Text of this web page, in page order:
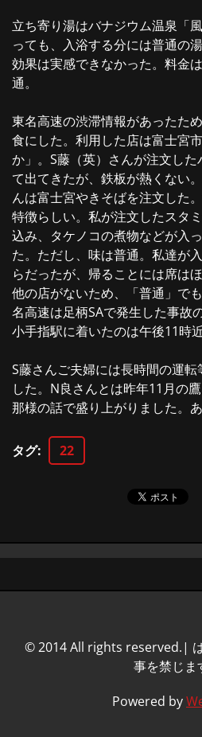
立ち寄り湯はバナジウム温泉「
っても、入浴する分には普通の
効果は実感できなかった。料金
通。
東名高速の渋滞情報があったた
食にした。利用した店は富士宮
か」。S藤（英）さんが注文し
て出てきたが、鉄板が熱くない
んは富士宮やきそばを注文した
特徴らしい。私が注文したスタ
込み、タケノコの煮物などが入
た。ただし、味は普通。私達が
らだったが、帰ることには席は
他の店がないため、「普通」で
名高速は足柄SAで発生した事故
小手指駅に着いたのは午後11時
S藤さんご夫婦には長時間の運
した。N良さんとは昨年11月の
那様の話で盛り上がりました。
タグ: 22
© 2014 All rights reserved.|
事を禁じま
Powered by